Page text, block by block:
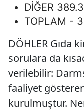
DİĞER
TOPLAM -
DÖHLER Gıda
sorulara da
verilebilir:
faaliyet
kurulmuştur.